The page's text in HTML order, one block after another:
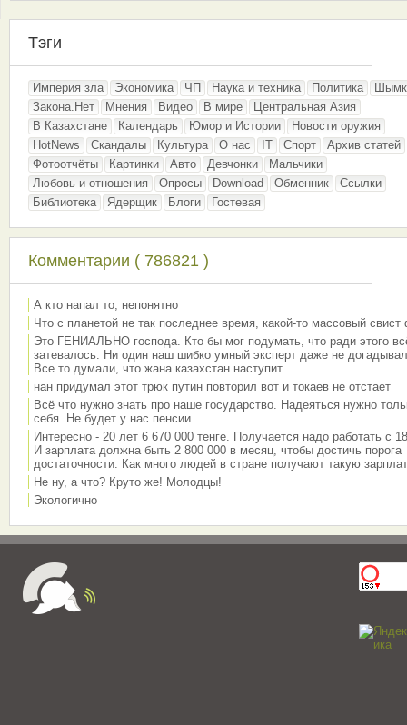
Тэги
Империя зла Экономика ЧП Наука и техника Политика
Закона.Нет
Мнения Видео В мире
Центральная Азия
В Казахстане
Календарь Юмор и Истории
Новости оружия
HotNews
Скандалы Культура О нас IT Спорт
Архив статей
Фотоотчёты
Картинки Авто Девчонки
Мальчики
Любовь и отношения
Опросы Download Обменник
Ссылки
Библиотека
Ядерщик Блоги Гостевая
Комментарии ( 786821 )
А кто напал то, непонятно
Что с планетой не так последнее время, какой-то массовый свист
Это ГЕНИАЛЬНО господа. Кто бы мог подумать, что ради этого
затевалось. Ни один наш шибко умный эксперт даже не
Все то думали, что жана казахстан наступит
нан придумал этот трюк путин повторил вот и токаев не отстает
Всё что нужно знать про наше государство. Надеяться нужно
себя. Не будет у нас пенсии.
Интересно - 20 лет 6 670 000 тенге. Получается надо работать с
И зарплата должна быть 2 800 000 в месяц, чтобы достичь порога
достаточности. Как много людей в стране получают такую
Не ну, а что? Круто же! Молодцы!
Экологично